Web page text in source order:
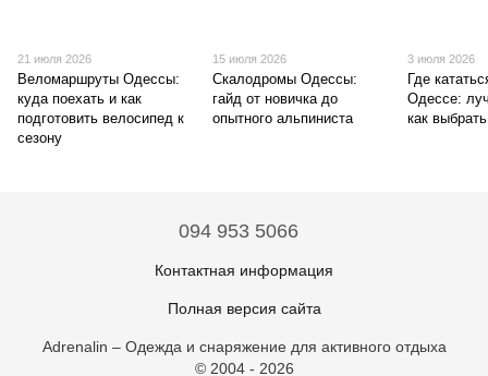
21 июля 2026
Веломаршруты Одессы:
куда поехать и как
подготовить велосипед к
сезону
15 июля 2026
Скалодромы Одессы:
гайд от новичка до
опытного альпиниста
3 июля 2026
Где
Одессе:
как
094 953 5066
Контактная информация
Полная версия сайта
Adrenalin – Одежда и снаряжение для активного отдыха
© 2004 - 2026